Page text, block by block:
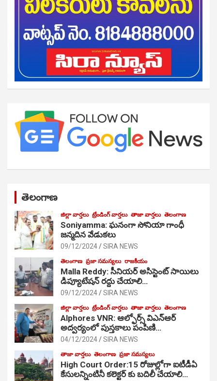
తెలంగాణ
జిల్లా వార్తలు ట్రేండింగ్ వార్తలు తాజా వార్తలు తెలంగాణ
Soniyamma: ఘ‌నంగా సోనియా గాంధీ
జ‌న్మ‌దిన వేడుక‌లు
09/12/2024 SIRA NEWS
తెలంగాణ ప్రజా సమస్యలు రాజకీయం
Malla Reddy: సీనియర్ అసిస్టెంట్ సాయిలు
డిప్యూటేషన్ రద్దు చేయాలి…
09/12/2024 SIRA NEWS
జిల్లా వార్తలు ట్రేండింగ్ వార్తలు తాజా వార్తలు తెలంగాణ
Alphores VNR: ఆల్ఫోర్స్ విఎన్ఆర్
అద్వర్యంలో పుస్తకాలు పంపిణి…
04/12/2024 SIRA NEWS
తాజా వార్తలు తెలంగాణ ప్రజా సమస్యలు
High Court Order:15 రోజుల్లోగా ఐటీడీఏ
కేసులన్నింటినీ కలెక్టర్ కు బదిలీ చేయాలి…